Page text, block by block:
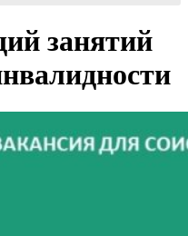
занятий